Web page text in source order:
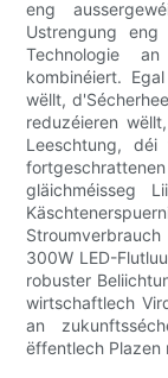
eng
Ustrengung
Technologie
kombinéiert.
wëllt,
reduzéieren
Leeschtung, déi
gläichméisseg
300W LED-
robuster
wirtschaftlech
an
ëffentlech Plazen